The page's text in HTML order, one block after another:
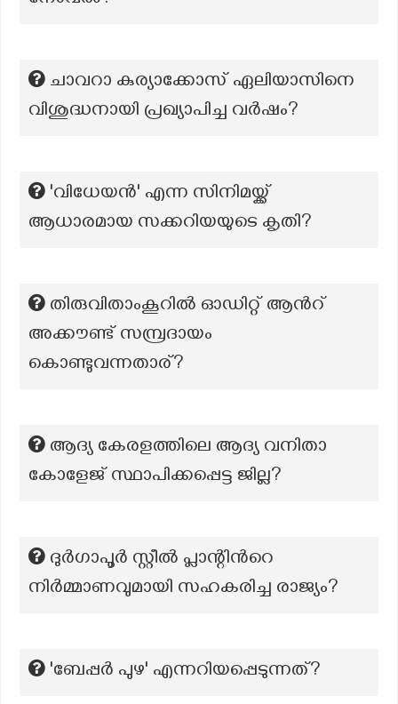
ചാവറാ കുര്യാക്കോസ് ഏലിയാസിനെ
വിശുദ്ധനായി പ്രഖ്യാപിച്ച വർഷം?
'വിധേയന്‍' എന്ന സിനിമയ്ക്ക്
ആധാരമായ സക്കറിയയുടെ കൃതി?
തിരുവിതാംകൂറിൽ ഓഡിറ്റ് ആന്‍റ്
അക്കൗണ്ട് സമ്പ്രദായം
കൊണ്ടുവന്നതാര്?
ആദ്യ കേരളത്തിലെ ആദ്യ വനിതാ
കോളേജ് സ്ഥാപിക്കപ്പെട്ട ജില്ല?
ദുർഗാപൂർ സ്റ്റീൽ പ്ലാന്റിന്‍റെ
നിർമ്മാണവുമായി സഹകരിച്ച രാജ്യം?
'ബേപ്പർ പുഴ' എന്നറിയപ്പെടുന്നത്?